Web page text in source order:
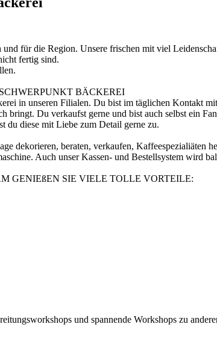
für die Region. Unsere frischen mit viel
fertig sind.
BÄCKEREI
in unseren Filialen. Du bist im täglichen Kontakt
Du verkaufst gerne und bist auch selbst ein
du diese mit Liebe zum Detail gerne zu.
dekorieren, beraten, verkaufen, Kaffeespezialiäten
Auch unser Kassen- und Bestellsystem wird
GENIEßEN SIE VIELE TOLLE VORTEILE:
und spannende Workshops zu